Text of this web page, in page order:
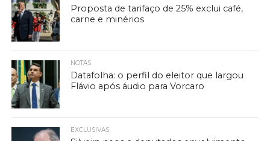
Proposta de tarifaço de 25% exclui café,
carne e minérios
NOTAS
Datafolha: o perfil do eleitor que largou
Flávio após áudio para Vorcaro
EXCLUSIVAS